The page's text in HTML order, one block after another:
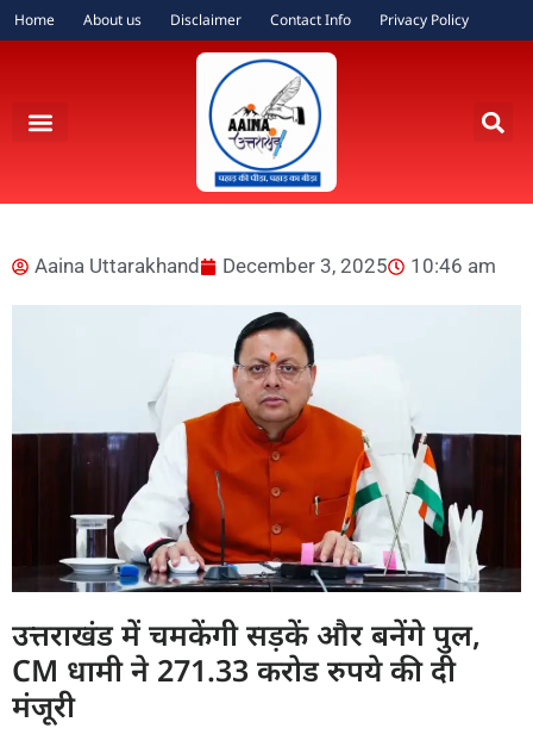
Home About us Disclaimer Contact Info Privacy Policy
Aaina Uttarakhand December 3, 2025 10:46 am
उत्तराखंड में चमकेंगी सड़कें और बनेंगे पुल,
CM धामी ने 271.33 करोड रुपये की दी
मंजूरी